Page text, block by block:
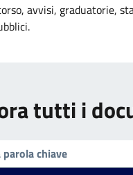
avvisi, graduatorie,
tutti i